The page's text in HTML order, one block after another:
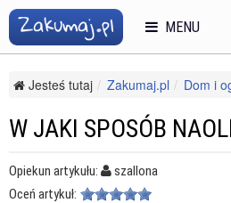
Jesteś tutaj Zakumaj.pl
Dom i
W jaki sposób naoliwić drzwi?
W JAKI SPOSÓB
Opiekun artykułu:
szallona
Oceń artykuł:
MENU